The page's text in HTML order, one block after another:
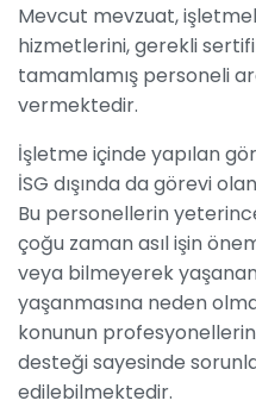
Mevcut mevzuat,
hizmetlerini, gerekli
tamamlamış personeli
İşletme içinde yapılan
İSG dışında da görevi
Bu personellerin
çoğu zaman asıl işin
veya bilmeyerek
yaşanmasına neden
konunun
desteği sayesinde